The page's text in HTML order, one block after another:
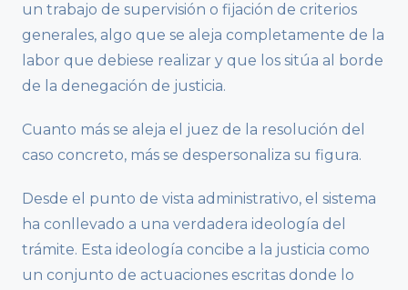
un trabajo de supervisión o fijación de criterios
generales, algo que se aleja completamente de la
labor que debiese realizar y que los sitúa al borde
de la denegación de justicia.
Cuanto más se aleja el juez de la resolución del
caso concreto, más se despersonaliza su figura.
Desde el punto de vista administrativo, el sistema
ha conllevado a una verdadera ideología del
trámite. Esta ideología concibe a la justicia como
un conjunto de actuaciones escritas donde lo